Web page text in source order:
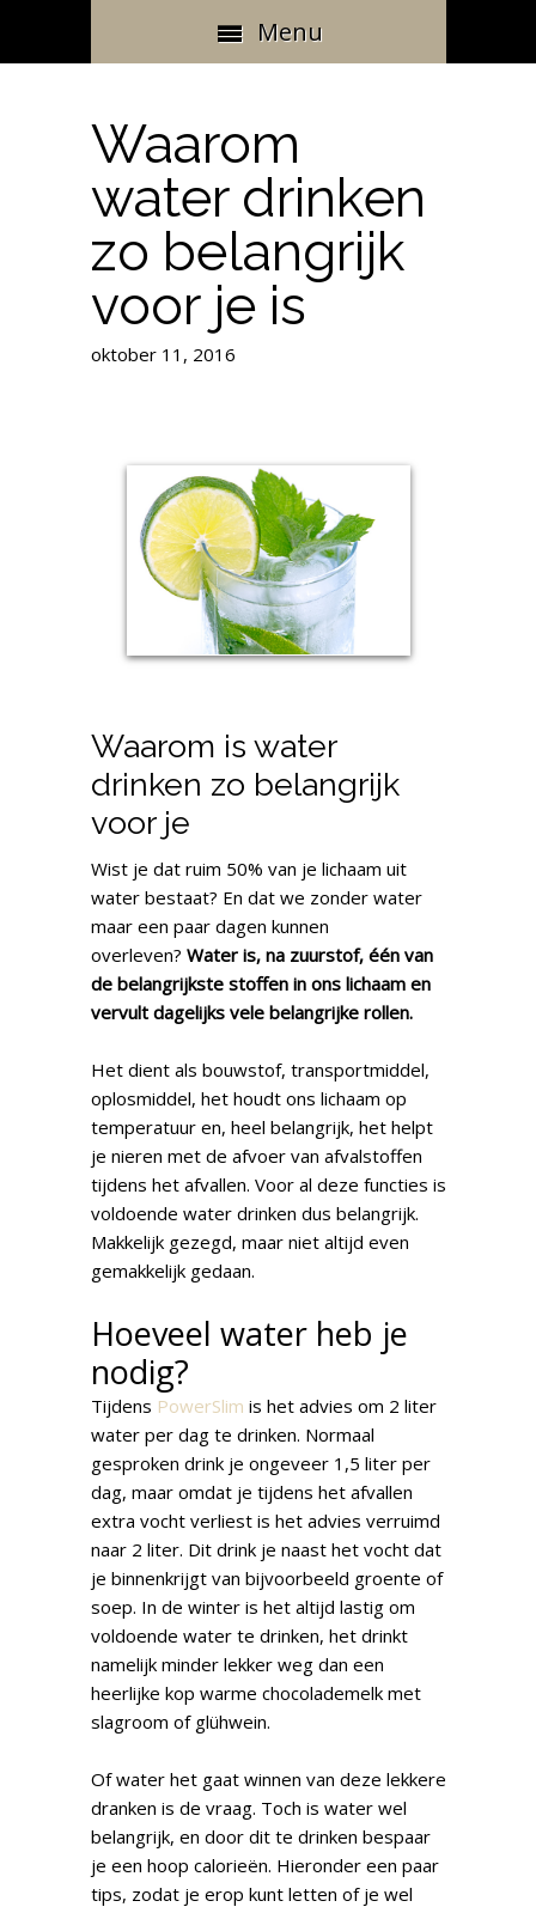
Menu
Waarom
water drinken
zo belangrijk
voor je is
oktober 11, 2016
Waarom is water
drinken zo belangrijk
voor je
Wist je dat ruim 50% van je lichaam uit
water bestaat? En dat we zonder water
maar een paar dagen kunnen
overleven?Water is, na zuurstof, één van
de belangrijkste stoffen in ons lichaam en
vervult dagelijks vele belangrijke rollen.
Het dient als bouwstof, transportmiddel,
oplosmiddel, het houdt ons lichaam op
temperatuur en, heel belangrijk, het helpt
je nieren met de afvoer van afvalstoffen
tijdens het afvallen. Voor al deze functies is
voldoende water drinken dus belangrijk.
Makkelijk gezegd, maar niet altijd even
gemakkelijk gedaan.
Hoeveel water heb je
nodig?
Tijdens PowerSlim is het advies om 2 liter
water per dag te drinken. Normaal
gesproken drink je ongeveer 1,5 liter per
dag, maar omdat je tijdens het afvallen
extra vocht verliest is het advies verruimd
naar 2 liter. Dit drink je naast het vocht dat
je binnenkrijgt van bijvoorbeeld groente of
soep. In de winter is het altijd lastig om
voldoende water te drinken, het drinkt
namelijk minder lekker weg dan een
heerlijke kop warme chocolademelk met
slagroom of glühwein.
Of water het gaat winnen van deze lekkere
dranken is de vraag. Toch is water wel
belangrijk, en door dit te drinken bespaar
je een hoop calorieën. Hieronder een paar
tips, zodat je erop kunt letten of je wel